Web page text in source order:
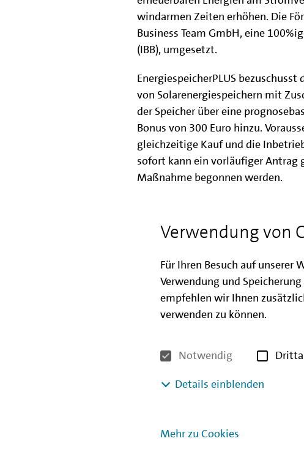
Verwendung von
Für Ihren Besuch auf unserer
Verwendung und
empfehlen wir Ihnen
verwenden zu können.
Notwendig
Details einblenden
Mehr zu Cookies
windarmen Zeiten erhöhen. Die
Business Team GmbH, eine
(IBB), umgesetzt.
EnergiespeicherPLUS
von Solarenergiespeichern mit
der Speicher über eine
Bonus von 300 Euro hinzu.
gleichzeitige Kauf und die
sofort kann ein vorläufiger Antrag
Maßnahme begonnen werden.
Zielgruppe geöffnet: "Viele
des Klimawandels aktiv an der
Klimapolitik sehen. Mit unserer
beitragen, die Stromerzeugung
auszuweiten. Knapp 25 Prozent
Solarzellen und können dafür
Investition in Solaranlagen,
jeder Berliner einen Beitrag zur
Andreas Bißendorf,
Business Team GmbH, ist jetzt